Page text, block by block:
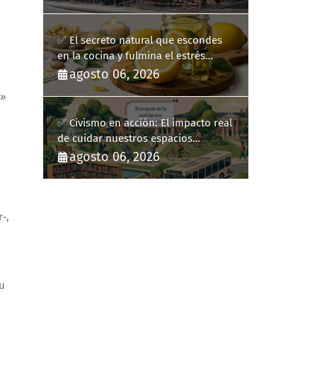
,
✅ El secreto natural que escondes
en la cocina y fulmina el estrés
diario
agosto 06, 2026
✅ Civismo en acción: El impacto real
de cuidar nuestros espacios
públicos
agosto 06, 2026